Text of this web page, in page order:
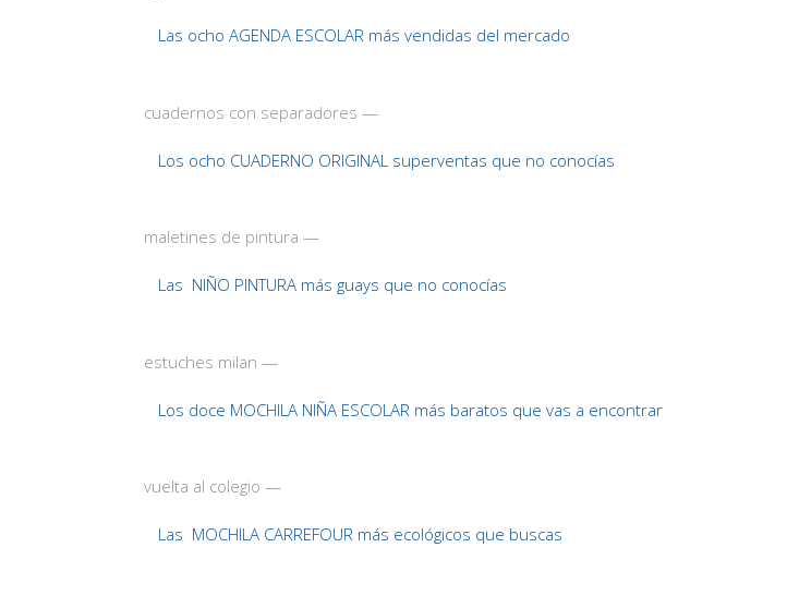
Las ocho AGENDA ESCOLAR más vendidas del mercado
cuadernos con separadores —
Los ocho CUADERNO ORIGINAL superventas que no conocías
maletines de pintura —
Las NIÑO PINTURA más guays que no conocías
estuches milan —
Los doce MOCHILA NIÑA ESCOLAR más baratos que vas a encontrar
vuelta al colegio —
Las MOCHILA CARREFOUR más ecológicos que buscas